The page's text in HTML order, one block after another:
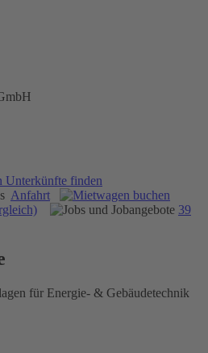
Unterkünfte finden
Anfahrt
39
für Energie- & Gebäudetechnik